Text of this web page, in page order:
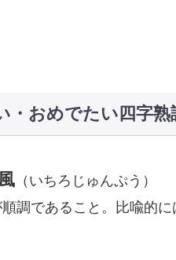
・おめでたい四字熟
（いちろじゅんぷう）
調であること。比喩的